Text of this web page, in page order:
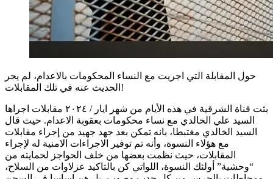
حول المقابلة التي اجريت مع النساء المحكومات بالاعدام، لم يجر
الحديث عنه في تلك المقابلات!
بثت قناة الشرقية في هذه الأيام من شهر ايار / ٢٠٢٤ مقابلات اجراها
السيد علي الخالدي مع نساء محكومات بعقوبة الاعدام. حيث قال
السيد الخالدي مغتبطا، بانه تمكن بعد جهد جهيد من إجراء مقابلات
مع هؤلاء النسوة، وأنه تم توفير الاجراءات الامنية له لإجراء
المقابلات، حيث نظمت بعضها من خلف الحواجز لحمايته من
“وحشية” أولئك النسوة، اللواتي كن بالتاكيد عزلاوات من السلاح،